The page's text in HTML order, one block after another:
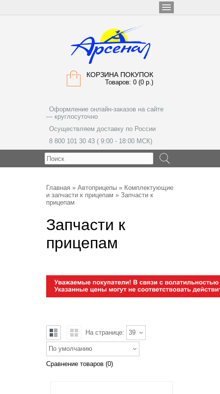
КОРЗИНА ПОКУПОК
Товаров: 0 (0 р.)
Оформление онлайн-заказов на сайте
— круглосуточно
Осуществляем доставку по России
8 800 101 30 43 ( 9:00 - 18:00 МСК)
Главная » Автоприцепы » Комплектующие
и запчасти к прицепам » Запчасти к
прицепам
Запчасти к
прицепам
На странице: 39
По умолчанию
Сравнение товаров (0)